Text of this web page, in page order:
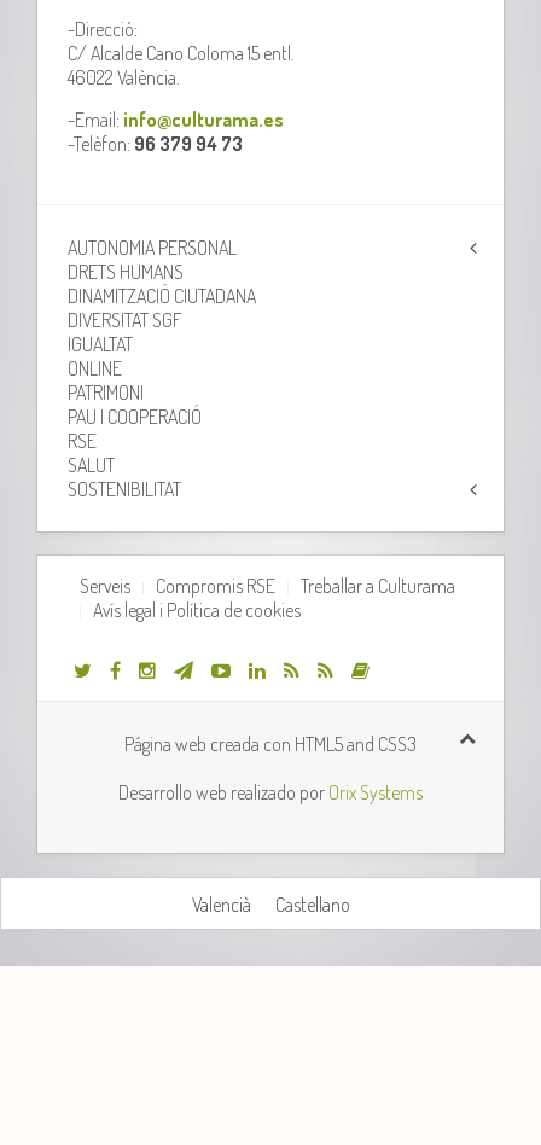
-Direcció:
C/ Alcalde Cano Coloma 15 entl.
46022 València.
-Email: info@culturama.es
-Telèfon: 96 379 94 73
AUTONOMIA PERSONAL
DRETS HUMANS
DINAMITZACIÓ CIUTADANA
DIVERSITAT SGF
IGUALTAT
ONLINE
PATRIMONI
PAU I COOPERACIÓ
RSE
SALUT
SOSTENIBILITAT
Serveis Compromis RSE
Treballar a Culturama
Avís legal i Política de cookies
Página web creada con HTML5 and CSS3
Desarrollo web realizado por Orix Systems
Valencià Castellano